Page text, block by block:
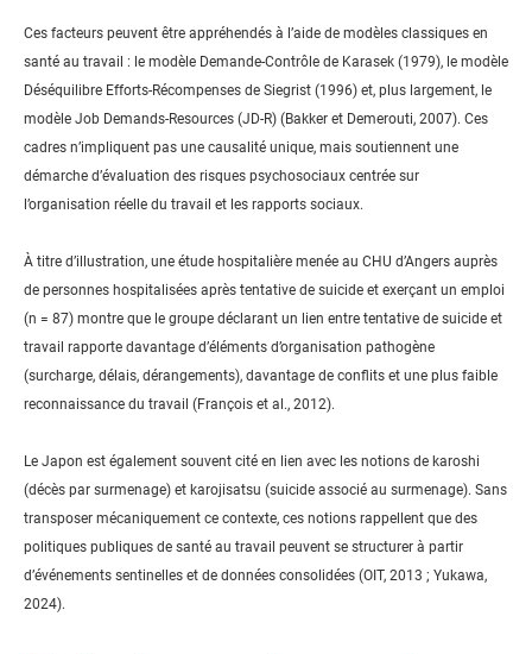
Ces facteurs peuvent être appréhendés à l’aide de modèles classiques en
santé au travail : le modèle Demande-Contrôle de Karasek (1979), le modèle
Déséquilibre Efforts-Récompenses de Siegrist (1996) et, plus largement, le
modèle Job Demands-Resources (JD-R) (Bakker et Demerouti, 2007). Ces
cadres n’impliquent pas une causalité unique, mais soutiennent une
démarche d’évaluation des risques psychosociaux centrée sur
l’organisation réelle du travail et les rapports sociaux.
À titre d’illustration, une étude hospitalière menée au CHU d’Angers auprès
de personnes hospitalisées après tentative de suicide et exerçant un emploi
(n = 87) montre que le groupe déclarant un lien entre tentative de suicide et
travail rapporte davantage d’éléments d’organisation pathogène
(surcharge, délais, dérangements), davantage de conflits et une plus faible
reconnaissance du travail (François et al., 2012).
Le Japon est également souvent cité en lien avec les notions de karoshi
(décès par surmenage) et karojisatsu (suicide associé au surmenage). Sans
transposer mécaniquement ce contexte, ces notions rappellent que des
politiques publiques de santé au travail peuvent se structurer à partir
d’événements sentinelles et de données consolidées (OIT, 2013 ; Yukawa,
2024).